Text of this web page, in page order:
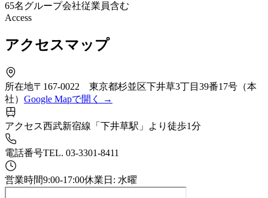
65名グループ会社従業員含む
Access
アクセスマップ
所在地〒167-0022 東京都杉並区下井草3丁目39番17号（本
社） Google Mapで開く →
アクセス西武新宿線「下井草駅」より徒歩1分
電話番号TEL. 03-3301-8411
営業時間9:00-17:00休業日: 水曜